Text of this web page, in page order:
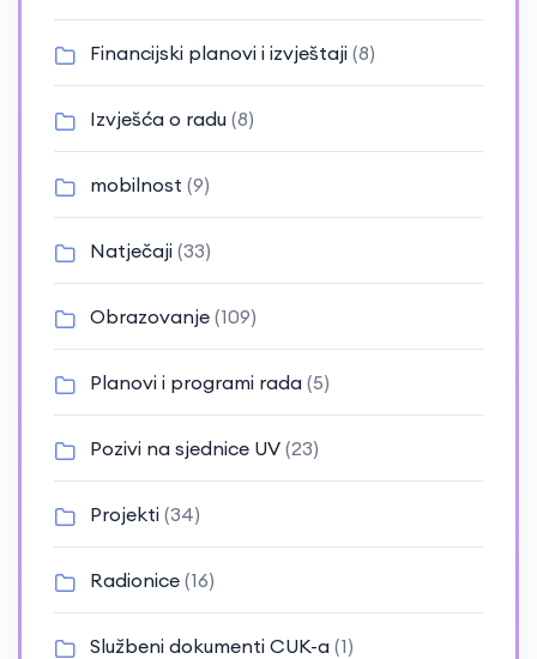
Financijski planovi i izvještaji (8)
Izvješća o radu (8)
mobilnost (9)
Natječaji (33)
Obrazovanje (109)
Planovi i programi rada (5)
Pozivi na sjednice UV (23)
Projekti (34)
Radionice (16)
Službeni dokumenti CUK-a (1)